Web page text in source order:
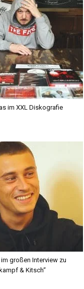
im XXL Diskografie
großen Interview zu
& Kitsch“